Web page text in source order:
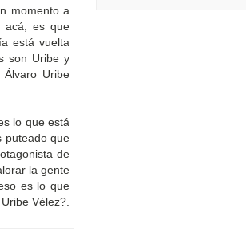
momento a
acá, es que
está vuelta
son Uribe y
Uribe
lo que está
puteado que
de
la gente
es lo que
Vélez?.